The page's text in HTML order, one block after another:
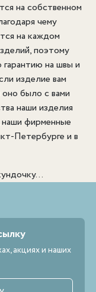
на собственном
чему
на каждом
поэтому
на швы и
изделие вам
было с вами
наши изделия
фирменные
Петербурге и в
акциях и наших